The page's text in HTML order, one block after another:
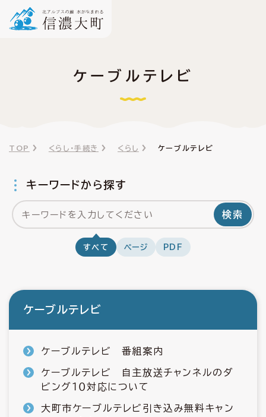
ケーブルテレビ
TOP くらし・手続き くらし ケーブルテレビ
キーワードから探す
検索
すべて ページ PDF
ケーブルテレビ
ケーブルテレビ 番組案内
ケーブルテレビ 自主放送チャンネルのダ
ビング１０対応について
大町市ケーブルテレビ引き込み無料キャン